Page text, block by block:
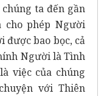
ta đến gần
cho phép Người
được bao bọc, cả
Người là Tình
việc của chúng
với Thiên